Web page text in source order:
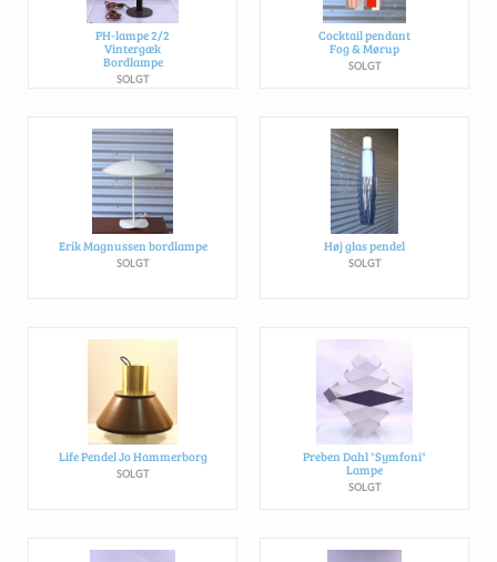
PH-lampe 2/2
Vintergæk
Bordlampe
SOLGT
Cocktail pendant
Fog & Mørup
SOLGT
Erik Magnussen bordlampe
SOLGT
Høj glas pendel
SOLGT
Life Pendel Jo Hammerborg
SOLGT
Preben Dahl "Symfoni"
Lampe
SOLGT